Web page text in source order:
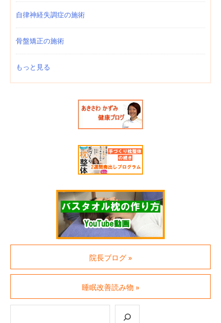
自律神経失調症の施術
骨盤矯正の施術
もっと見る
院長ブログ »
睡眠改善読み物 »